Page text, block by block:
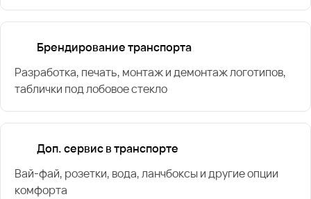
Брендирование транспорта
Разработка, печать, монтаж и демонтаж логотипов,
таблички под лобовое стекло
Доп. сервис в транспорте
Вай-фай, розетки, вода, ланчбоксы и другие опции
комфорта